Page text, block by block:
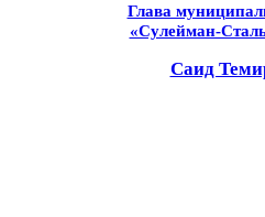
Глава
«Сулейман-
Саид